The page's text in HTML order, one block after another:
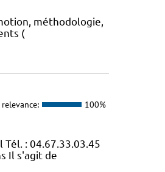
méthodologie,
(
relevance: 100%
Tél. : 04.67.33.03.45
Il s'agit de